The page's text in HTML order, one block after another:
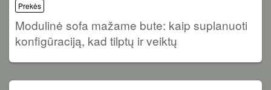
Prekės
Modulinė sofa mažame bute: kaip suplanuoti
konfigūraciją, kad tilptų ir veiktų